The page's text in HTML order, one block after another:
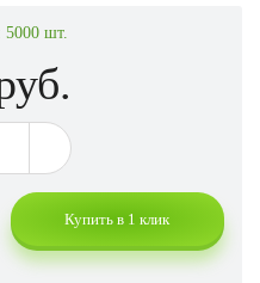
5000 шт.
Купить в 1 клик